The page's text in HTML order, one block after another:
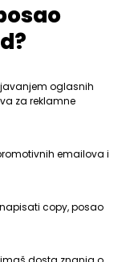
oglasnih
za reklamne
emailova i
copy, posao